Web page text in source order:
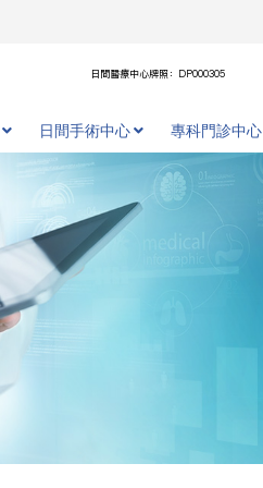
日間醫療中心牌照：DP000305
日間手術中心 專科門診中心